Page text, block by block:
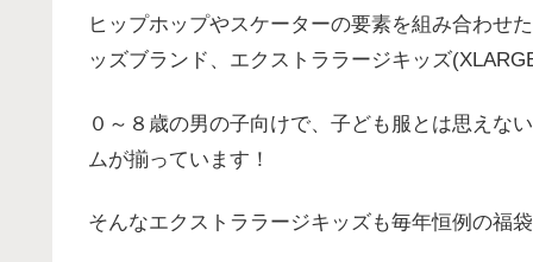
ヒップホップやスケーターの要素を組み合わせ
ッズブランド、エクストララージキッズ
０～８歳の男の子向けで、子ども服とは思えな
ムが揃っています！
そんなエクストララージキッズも毎年恒例の福